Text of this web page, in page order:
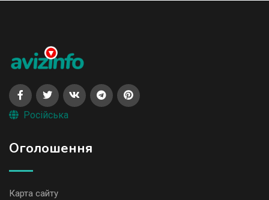
Російська
Оголошення
Карта сайту